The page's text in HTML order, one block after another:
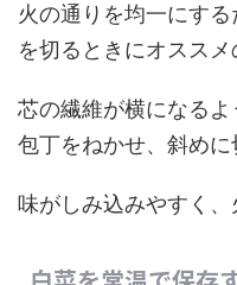
火の通りを均一にす
を切るときにオススメ
芯の繊維が横になるよ
包丁をねかせ、斜めに
味がしみ込みやすく、